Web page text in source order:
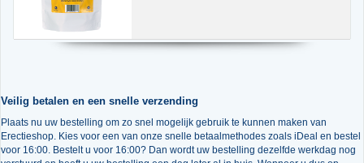
Veilig betalen en een snelle verzending
Plaats nu uw bestelling om zo snel mogelijk gebruik te kunnen maken van
Erectieshop. Kies voor een van onze snelle betaalmethodes zoals iDeal en bestel
voor 16:00. Bestelt u voor 16:00? Dan wordt uw bestelling dezelfde werkdag nog